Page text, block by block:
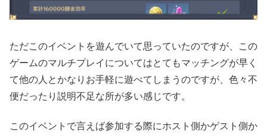
ただこのイベントを遊んでいて思っていたのですが、この
ゲームのマルチプレイについてはとてもマッチングが早く
て他の人とかなりお手軽に遊べてしまうのですが、色々不
便だったり説明不足な所が多い感じです。
このイベントで言えば参加する際にホスト側かゲスト側か